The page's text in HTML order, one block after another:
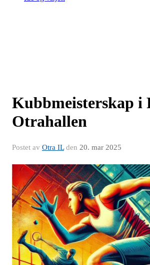
Kubbmeisterskap
Otrahallen
Postet av Otra ILden 20. mar 2025